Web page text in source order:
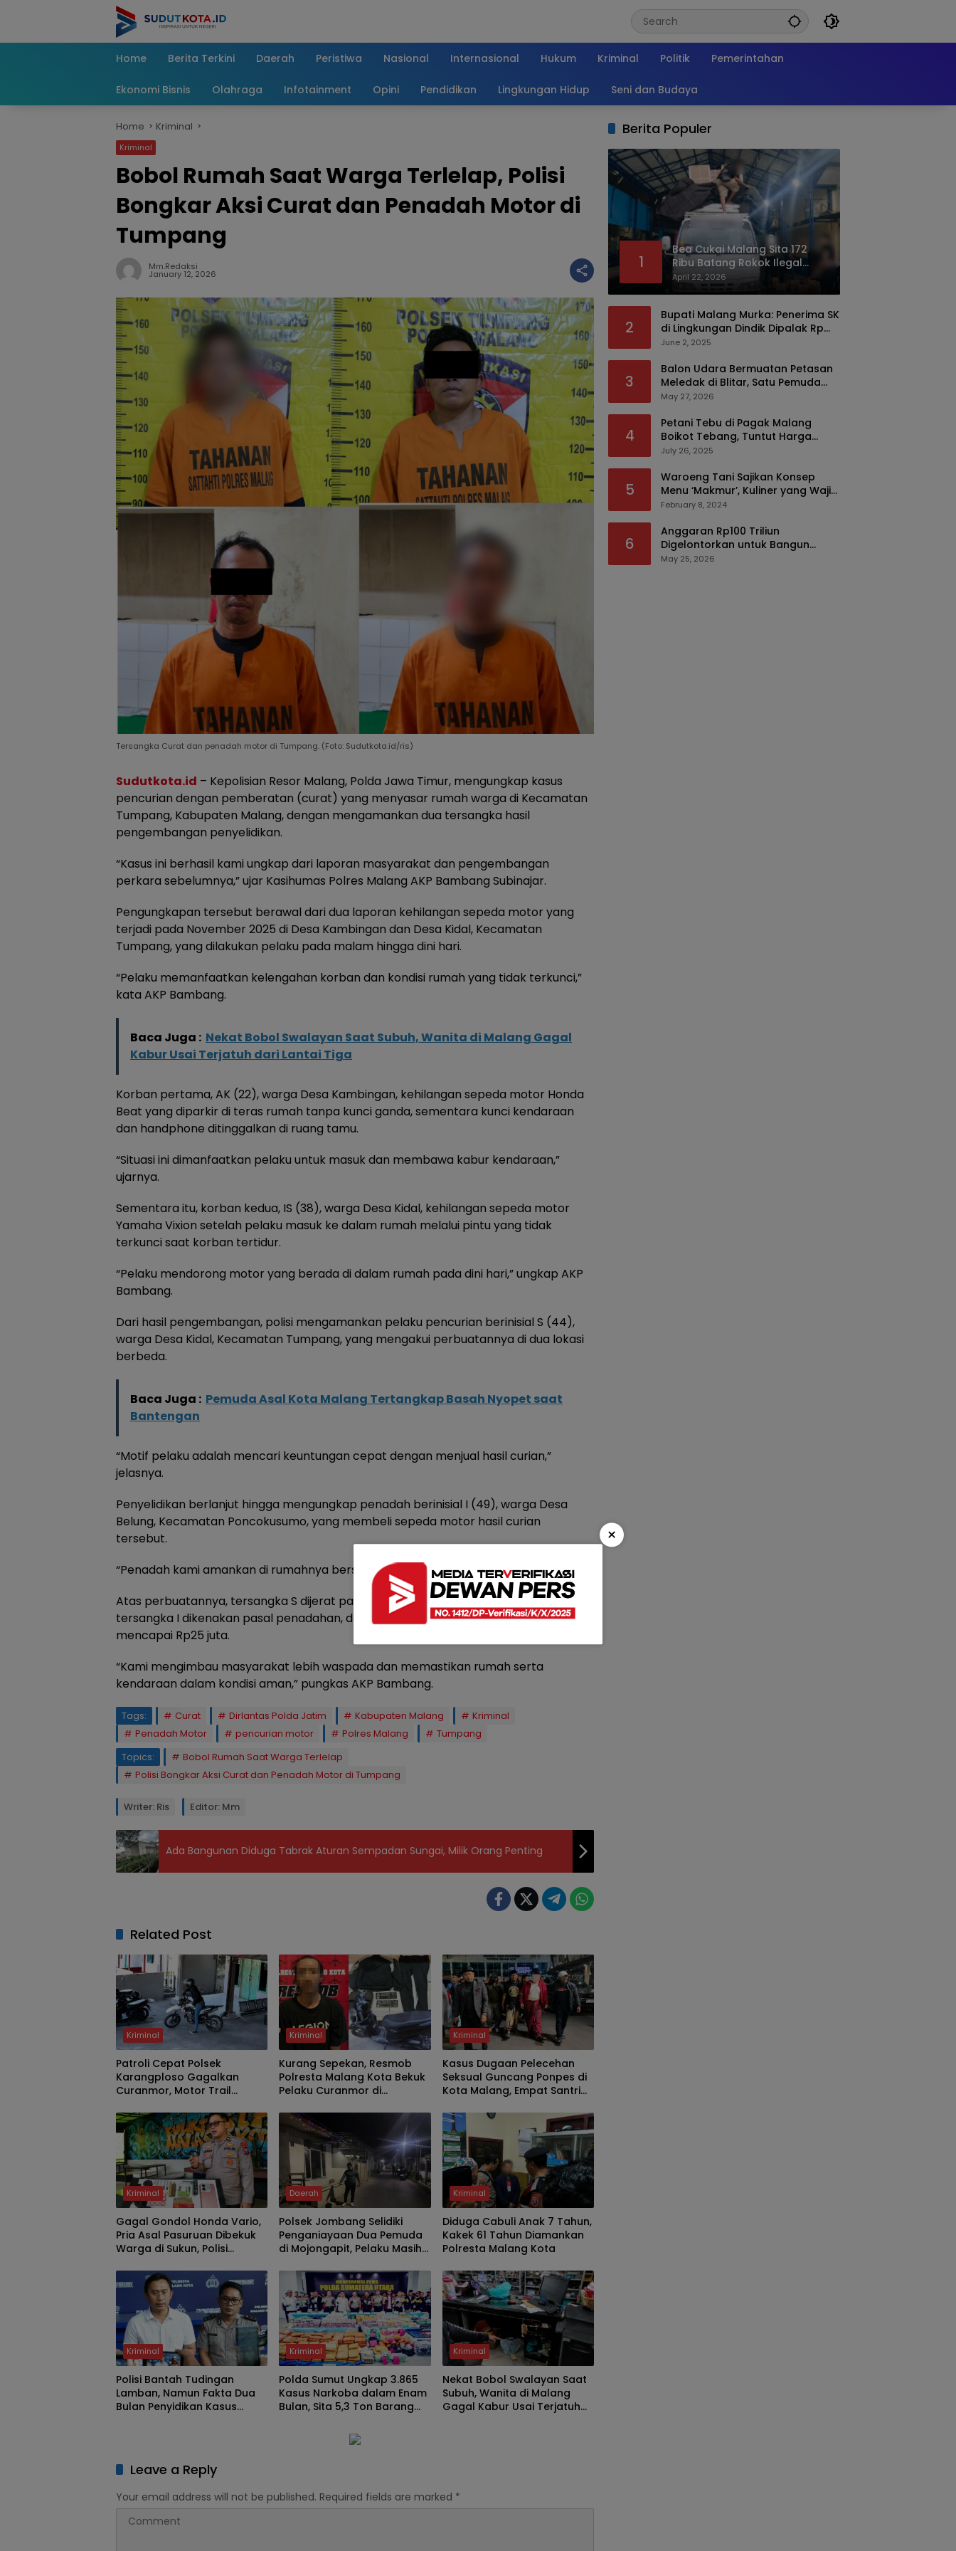
Home
Berita Terkini Daerah Peristiwa Nasional Internasional Hukum Kriminal Politik Pemerintahan
Ekonomi Bisnis Olahraga Infotainment Opini Pendidikan Lingkungan Hidup Seni dan Budaya
Home Kriminal
Kriminal
Bobol Rumah Saat Warga Terlelap, Polisi
Bongkar Aksi Curat dan Penadah Motor di
Tumpang
Mm.redaksi
January 12, 2026
Tersangka Curat dan penadah motor di Tumpang. (Foto: Sudutkota.id/ris)
Sudutkota.id – Kepolisian Resor Malang, Polda Jawa Timur, mengungkap kasus
pencurian dengan pemberatan (curat) yang menyasar rumah warga di Kecamatan
Tumpang, Kabupaten Malang, dengan mengamankan dua tersangka hasil
pengembangan penyelidikan.
“Kasus ini berhasil kami ungkap dari laporan masyarakat dan pengembangan
perkara sebelumnya,” ujar Kasihumas Polres Malang AKP Bambang Subinajar.
Pengungkapan tersebut berawal dari dua laporan kehilangan sepeda motor yang
terjadi pada November 2025 di Desa Kambingan dan Desa Kidal, Kecamatan
Tumpang, yang dilakukan pelaku pada malam hingga dini hari.
“Pelaku memanfaatkan kelengahan korban dan kondisi rumah yang tidak terkunci,”
kata AKP Bambang.
Baca Juga : Nekat Bobol Swalayan Saat Subuh, Wanita di Malang Gagal
Kabur Usai Terjatuh dari Lantai Tiga
Korban pertama, AK (22), warga Desa Kambingan, kehilangan sepeda motor Honda
Beat yang diparkir di teras rumah tanpa kunci ganda, sementara kunci kendaraan
dan handphone ditinggalkan di ruang tamu.
“Situasi ini dimanfaatkan pelaku untuk masuk dan membawa kabur kendaraan,”
ujarnya.
Sementara itu, korban kedua, IS (38), warga Desa Kidal, kehilangan sepeda motor
Yamaha Vixion setelah pelaku masuk ke dalam rumah melalui pintu yang tidak
terkunci saat korban tertidur.
“Pelaku mendorong motor yang berada di dalam rumah pada dini hari,” ungkap AKP
Bambang.
Dari hasil pengembangan, polisi mengamankan pelaku pencurian berinisial S (44),
warga Desa Kidal, Kecamatan Tumpang, yang mengakui perbuatannya di dua lokasi
berbeda.
Baca Juga : Pemuda Asal Kota Malang Tertangkap Basah Nyopet saat
Bantengan
“Motif pelaku adalah mencari keuntungan cepat dengan menjual hasil curian,”
jelasnya.
Penyelidikan berlanjut hingga mengungkap penadah berinisial I (49), warga Desa
Belung, Kecamatan Poncokusumo, yang membeli sepeda motor hasil curian
tersebut.
“Penadah kami amankan di rumahnya bersama barang bukti,” kata AKP Bambang.
Atas perbuatannya, tersangka S dijerat pasal pencurian dengan pemberatan dan
tersangka I dikenakan pasal penadahan, dengan total kerugian korban ditaksir
mencapai Rp25 juta.
“Kami mengimbau masyarakat lebih waspada dan memastikan rumah serta
kendaraan dalam kondisi aman,” pungkas AKP Bambang.
Tags: Curat Dirlantas Polda Jatim Kabupaten Malang
Kriminal
Penadah Motor
pencurian motor Polres Malang
Tumpang
Topics:
Bobol Rumah Saat Warga Terlelap
Polisi Bongkar Aksi Curat dan Penadah Motor di Tumpang
Writer: Ris Editor: Mm
Ada Bangunan Diduga Tabrak Aturan Sempadan Sungai, Milik Orang Penting
Related Post
Kriminal
Patroli Cepat Polsek
Karangploso Gagalkan
Curanmor, Motor Trail
Hitungan Jam
Kriminal
Kurang Sepekan, Resmob
Polresta Malang Kota Bekuk
Pelaku Curanmor di
Asal Sumenep Berhasil
Diamankan
Kriminal
Kasus Dugaan Pelecehan
Seksual Guncang Ponpes di
Kota Malang, Empat Santri
ke Polisi
Kriminal
Gagal Gondol Honda Vario,
Pria Asal Pasuruan Dibekuk
Warga di Sukun, Polisi
Kunci T
Daerah
Polsek Jombang Selidiki
Penganiayaan Dua Pemuda
di Mojongapit, Pelaku Masih
Kriminal
Diduga Cabuli Anak 7 Tahun,
Kakek 61 Tahun Diamankan
Polresta Malang Kota
Kriminal
Polisi Bantah Tudingan
Lamban, Namun Fakta Dua
Bulan Penyidikan Kasus
Kriminal
Polda Sumut Ungkap 3.865
Kasus Narkoba dalam Enam
Bulan, Sita 5,3 Ton Barang
Kriminal
Nekat Bobol Swalayan Saat
Subuh, Wanita di Malang
Gagal Kabur Usai Terjatuh
Leave a Reply
Your email address will not be published. Required fields are marked *
Berita Populer
1
Bea Cukai Malang Sita 172
Ribu Batang Rokok Ilegal
Bermodus Kemasan Sabun
April 22, 2026
2
Bupati Malang Murka: Penerima SK
di Lingkungan Dindik Dipalak Rp
150 Ribu Pakai Modus Tumpengan,
June 2, 2025
3
Balon Udara Bermuatan Petasan
Meledak di Blitar, Satu Pemuda
Tewas dan Dua Anak Luka Serius
May 27, 2026
4
Petani Tebu di Pagak Malang
Boikot Tebang, Tuntut Harga
yang Layak
July 26, 2025
5
Waroeng Tani Sajikan Konsep
Menu ‘Makmur’, Kuliner yang Wajib
Dikunjungi di Malang
February 8, 2024
6
Anggaran Rp100 Triliun
Digelontorkan untuk Bangun
Kembali Sumatra, Hunian Korban
May 25, 2026
×